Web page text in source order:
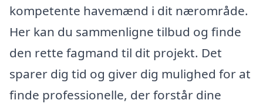
kompetente havemænd i dit nærområde.
Her kan du sammenligne tilbud og finde
den rette fagmand til dit projekt. Det
sparer dig tid og giver dig mulighed for at
finde professionelle, der forstår dine